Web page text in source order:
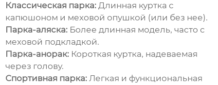
Классическая парка: Длинная куртка с
капюшоном и меховой опушкой (или без нее).
Парка-аляска: Более длинная модель, часто с
меховой подкладкой.
Парка-анорак: Короткая куртка, надеваемая
через голову.
Спортивная парка: Легкая и функциональная